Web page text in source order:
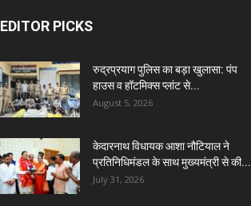
EDITOR PICKS
रुद्रप्रयाग पुलिस का बड़ा खुलासा: पंप
हाउस व हॉटमिक्स प्लांट से...
August 5, 2026
केदारनाथ विधायक आशा नौटियाल ने
प्रतिनिधिमंडल के साथ मुख्यमंत्री से की...
July 31, 2026